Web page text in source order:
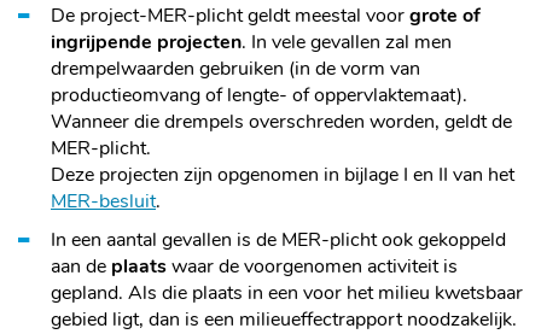
De project-MER-plicht geldt meestal voorgrote of
ingrijpende projecten. In vele gevallen zal men
drempelwaarden gebruiken (in de vorm van
productieomvang of lengte- of oppervlaktemaat).
Wanneer die drempels overschreden worden, geldt de
MER-plicht.
Deze projecten zijn opgenomen in bijlage I en II van het
MER-besluit.
In een aantal gevallen is de MER-plicht ook gekoppeld
aan de plaatswaar de voorgenomen activiteit is
gepland. Als die plaats in een voor het milieu kwetsbaar
gebied ligt, dan is een milieueffectrapport noodzakelijk.